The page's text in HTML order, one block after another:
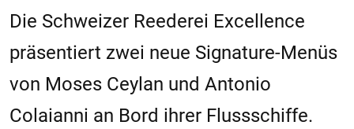
Die Schweizer Reederei Excellence
präsentiert zwei neue Signature-Menüs
von Moses Ceylan und Antonio
Colaianni an Bord ihrer Flussschiffe.